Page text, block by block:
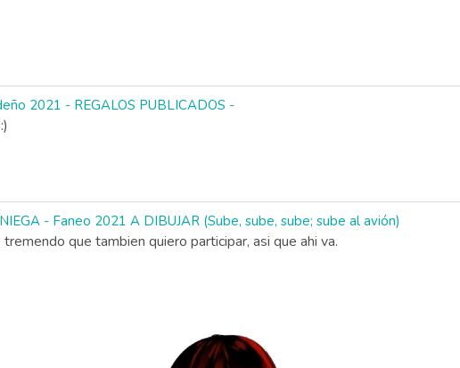
2021 - REGALOS PUBLICADOS -
- Faneo 2021 A DIBUJAR (Sube, sube, sube; sube al avión)
que tambien quiero participar, asi que ahi va.